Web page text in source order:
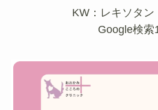
KW：レキソタ
Google検索